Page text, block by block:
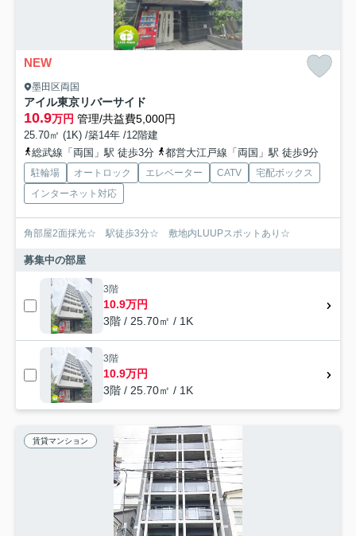
NEW
墨田区両国
アイル東京リバーサイド
10.9万円 管理/共益費5,000円
25.70㎡ (1K) /築14年 /12階建
総武線「両国」駅 徒歩3分
都営大江戸線「両国」駅 徒歩9分
駐輪場 オートロック エレベーター CATV
宅配ボックス
インターネット対応
角部屋2面採光☆ 駅徒歩3分☆ 敷地内LUUPスポットあり☆
募集中の部屋
3階
10.9万円
3階 / 25.70㎡ / 1K
3階
10.9万円
3階 / 25.70㎡ / 1K
賃貸マンション